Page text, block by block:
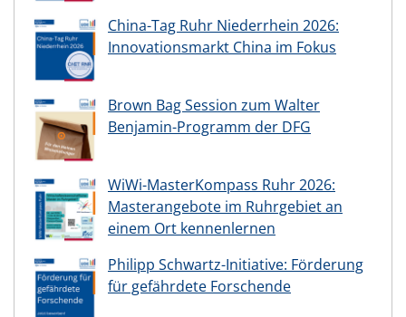
China-Tag Ruhr Niederrhein 2026:
Innovationsmarkt China im Fokus
Brown Bag Session zum Walter
Benjamin-Programm der DFG
WiWi-MasterKompass Ruhr 2026:
Masterangebote im Ruhrgebiet an
einem Ort kennenlernen
Philipp Schwartz-Initiative: Förderung
für gefährdete Forschende